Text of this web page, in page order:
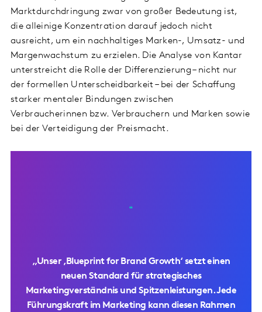
Marktdurchdringung zwar von großer Bedeutung ist,
die alleinige Konzentration darauf jedoch nicht
ausreicht, um ein nachhaltiges Marken-, Umsatz- und
Margenwachstum zu erzielen. Die Analyse von Kantar
unterstreicht die Rolle der Differenzierung – nicht nur
der formellen Unterscheidbarkeit – bei der Schaffung
starker mentaler Bindungen zwischen
Verbraucherinnen bzw. Verbrauchern und Marken sowie
bei der Verteidigung der Preismacht.
„Unser ‚Blueprint for Brand Growth‘ setzt einen
neuen Standard für strategisches
Marketingverständnis und Spitzenleistungen. Jede
Führungskraft im Marketing kann diesen Rahmen